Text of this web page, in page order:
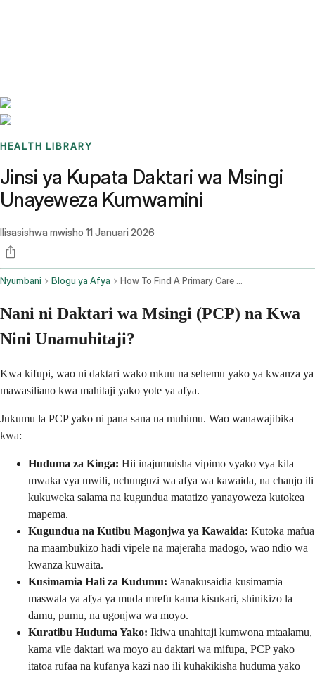
HEALTH LIBRARY
Jinsi ya Kupata Daktari wa Msingi
Unayeweza Kumwamini
Ilisasishwa mwisho 11 Januari 2026
Nyumbani Blogu ya Afya How To Find A Primary Care Doctor
Nani ni Daktari wa Msingi (PCP) na Kwa
Nini Unamuhitaji?
Kwa kifupi, wao ni daktari wako mkuu na sehemu yako ya kwanza ya
mawasiliano kwa mahitaji yako yote ya afya.
Jukumu la PCP yako ni pana sana na muhimu. Wao wanawajibika
kwa:
Huduma za Kinga: Hii inajumuisha vipimo vyako vya kila
mwaka vya mwili, uchunguzi wa afya wa kawaida, na chanjo ili
kukuweka salama na kugundua matatizo yanayoweza kutokea
mapema.
Kugundua na Kutibu Magonjwa ya Kawaida: Kutoka mafua
na maambukizo hadi vipele na majeraha madogo, wao ndio wa
kwanza kuwaita.
Kusimamia Hali za Kudumu: Wanakusaidia kusimamia
maswala ya afya ya muda mrefu kama kisukari, shinikizo la
damu, pumu, na ugonjwa wa moyo.
Kuratibu Huduma Yako: Ikiwa unahitaji kumwona mtaalamu,
kama vile daktari wa moyo au daktari wa mifupa, PCP yako
itatoa rufaa na kufanya kazi nao ili kuhakikisha huduma yako